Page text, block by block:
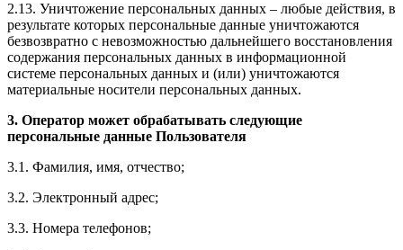
2.13. Уничтожение персональных данных – любые действия, в
результате которых персональные данные уничтожаются
безвозвратно с невозможностью дальнейшего восстановления
содержания персональных данных в информационной
системе персональных данных и (или) уничтожаются
материальные носители персональных данных.
3. Оператор может обрабатывать следующие
персональные данные Пользователя
3.1. Фамилия, имя, отчество;
3.2. Электронный адрес;
3.3. Номера телефонов;